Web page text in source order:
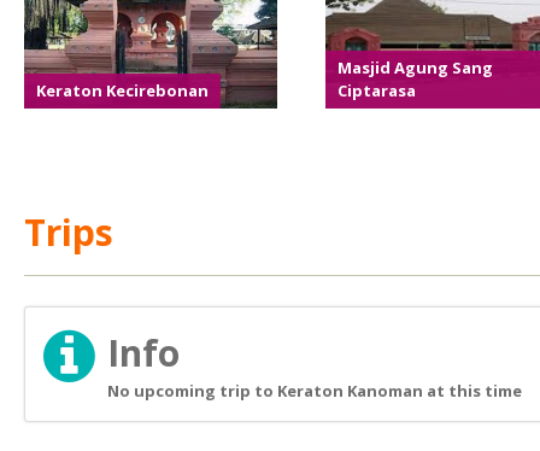
Keraton Kecirebonan
Masjid Agung Sang
Ciptarasa
Trips
Info
No upcoming trip to Keraton Kanoman at this time